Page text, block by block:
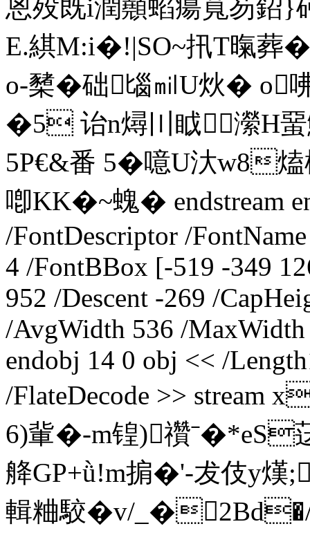
恖殁既 i潤顤蜭瘍萈芴
E.綨M:i�!|SO~扟T暣葬
o-櫫�础匘㏕U炏� o
�5 诒n燖〣眓瀠H
5P€&番 5�噫U
喞KK�~螝� endstream
/FontDescriptor /
4 /FontBBox [-519 -349
952 /Descent -269 /
/AvgWidth 536 /
endobj 14 0 obj << /
/FlateDecode >> stream
6)軰 �-m锽)禶ˉ�* eS
舽GP+ǜ!m掮�'-犮伎y
輯粬駮�v/